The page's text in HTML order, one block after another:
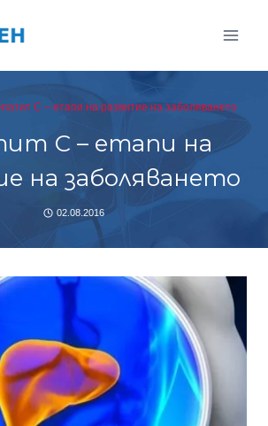
С – етапи на развитие на заболяването
С – етапи на
на заболяването
02.08.2016